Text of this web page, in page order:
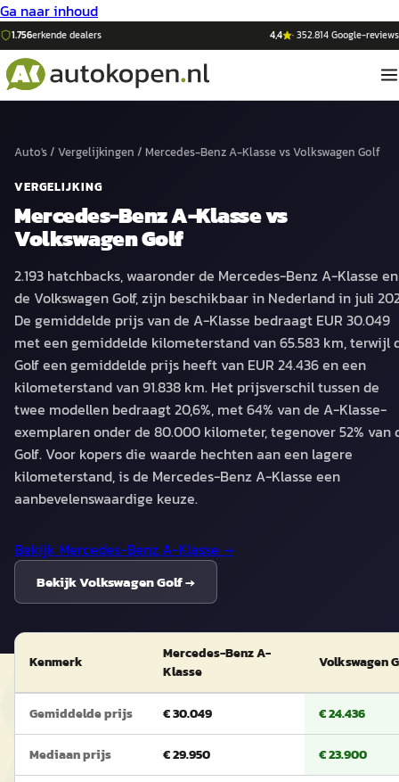
Ga naar inhoud
1.756erkende dealers 4,4 ·352.814Google-reviews
Auto's/ Vergelijkingen / Mercedes-Benz A-KlassevsVolkswagen Golf
VERGELIJKING
Mercedes-Benz A-Klassevs
Volkswagen Golf
2.193 hatchbacks, waaronder de Mercedes-Benz A-Klasse en
de Volkswagen Golf, zijn beschikbaar in Nederland in juli
De gemiddelde prijs van de A-Klasse bedraagt EUR 30.049
met een gemiddelde kilometerstand van 65.583 km, terwijl
Golf een gemiddelde prijs heeft van EUR 24.436 en een
kilometerstand van 91.838 km. Het prijsverschil tussen de
twee modellen bedraagt 20,6%, met 64% van de A-Klasse-
exemplaren onder de 80.000 kilometer, tegenover 52% van
Golf. Voor kopers die waarde hechten aan een lagere
kilometerstand, is de Mercedes-Benz A-Klasse een
aanbevelenswaardige keuze.
Bekijk Mercedes-Benz A-Klasse →
BekijkVolkswagen Golf→
Kenmerk
Mercedes-Benz A-
Klasse
Volkswagen
Gemiddelde prijs € 30.049 € 24.436
Mediaan prijs € 29.950 € 23.900